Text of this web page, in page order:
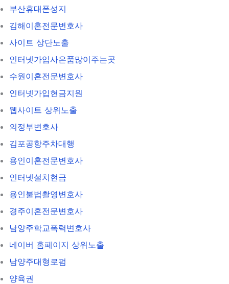
부산휴대폰성지
김해이혼전문변호사
사이트 상단노출
인터넷가입사은품많이주는곳
수원이혼전문변호사
인터넷가입현금지원
웹사이트 상위노출
의정부변호사
김포공항주차대행
용인이혼전문변호사
인터넷설치현금
용인불법촬영변호사
경주이혼전문변호사
남양주학교폭력변호사
네이버 홈페이지 상위노출
남양주대형로펌
양육권